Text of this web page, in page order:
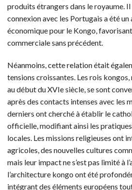
produits étrangers dans le royaume.
connexion avec les Portugais a été un
économique pour le Kongo,
commerciale sans précédent.
Néanmoins, cette relation était
tensions croissantes. Les rois
au début du XVIe siècle, se sont
après des contacts intenses avec les
derniers ont cherché à établir le
officielle, modifiant ainsi les
locales. Les missions religieuses ont
agricoles, des nouvelles cultures
mais leur impact ne s’est pas limité à
l’architecture kongo ont été
intégrant des éléments européens